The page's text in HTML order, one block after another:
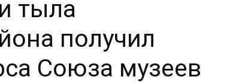
тыла
получил
Союза музеев